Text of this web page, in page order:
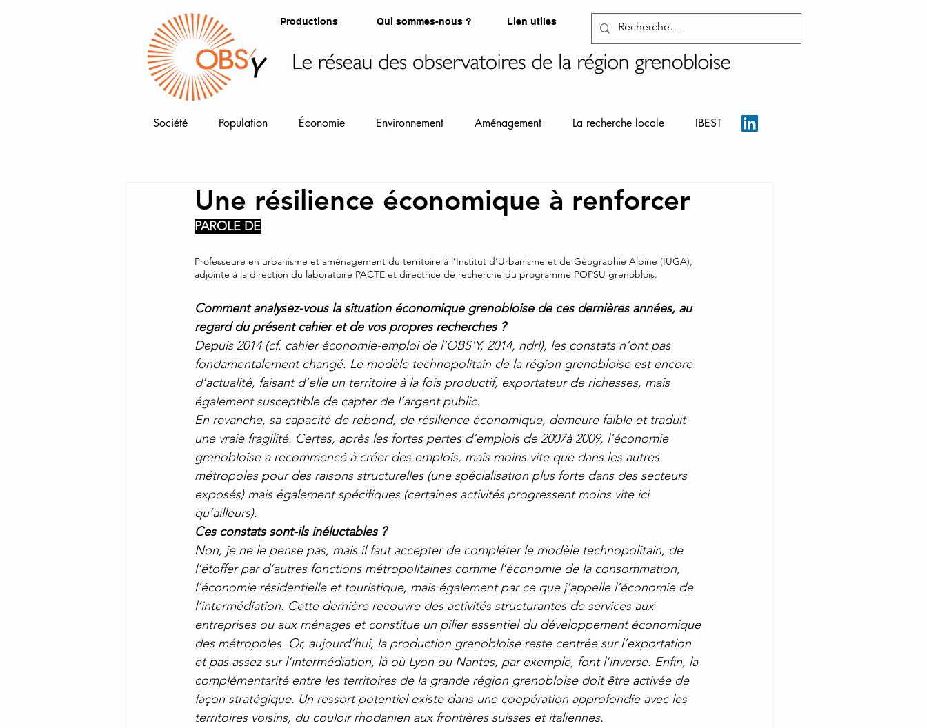
Productions Lien utiles
Qui sommes-nous ?
Société Population Économie Environnement Aménagement La recherche locale IBEST
Une résilience économique à renforcer
PAROLE DE
Professeure en urbanisme et aménagement du territoire à l’Institut d’Urbanisme et de Géographie Alpine (IUGA),
adjointe à la direction du laboratoire PACTE et directrice de recherche du programme POPSU grenoblois.
Comment analysez-vous la situation économique grenobloise de ces dernières années, au
regard du présent cahier et de vos propres recherches ?
Depuis 2014 (cf. cahier économie-emploi de l’OBS'Y, 2014, ndrl), les constats n’ont pas
fondamentalement changé. Le modèle technopolitain de la région grenobloise est encore
d’actualité, faisant d’elle un territoire à la fois productif, exportateur de richesses, mais
également susceptible de capter de l’argent public.
En revanche, sa capacité de rebond, de résilience économique, demeure faible et traduit
une vraie fragilité. Certes, après les fortes pertes d’emplois de 2007à 2009, l’économie
grenobloise a recommencé à créer des emplois, mais moins vite que dans les autres
métropoles pour des raisons structurelles (une spécialisation plus forte dans des secteurs
exposés) mais également spécifiques (certaines activités progressent moins vite ici
qu’ailleurs).
Ces constats sont-ils inéluctables ?
Non, je ne le pense pas, mais il faut accepter de compléter le modèle technopolitain, de
l’étoffer par d’autres fonctions métropolitaines comme l’économie de la consommation,
l’économie résidentielle et touristique, mais également par ce que j’appelle l’économie de
l’intermédiation. Cette dernière recouvre des activités structurantes de services aux
entreprises ou aux ménages et constitue un pilier essentiel du développement économique
des métropoles. Or, aujourd’hui, la production grenobloise reste centrée sur l’exportation
et pas assez sur l’intermédiation, là où Lyon ou Nantes, par exemple, font l’inverse. Enfin, la
complémentarité entre les territoires de la grande région grenobloise doit être activée de
façon stratégique. Un ressort potentiel existe dans une coopération approfondie avec les
territoires voisins, du couloir rhodanien aux frontières suisses et italiennes.